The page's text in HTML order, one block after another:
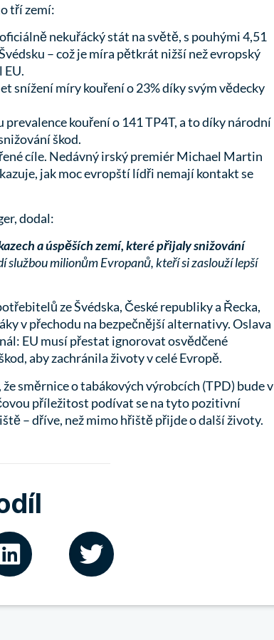
tří zemí:
nekuřácký stát na světě, s pouhými 4,51
– což je míra pětkrát nižší než evropský
EU.
snížení míry kouření o 23% díky svým vědecky
kouření o 141 TP4T, a to díky národní
škod.
cíle. Nedávný irský premiér Michael Martin
jak moc evropští lídři nemají kontakt se
dodal:
a úspěších zemí, které přijaly snižování
milionům Evropanů, kteří si zaslouží lepší
ze Švédska, České republiky a Řecka,
v přechodu na bezpečnější alternativy. Oslava
EU musí přestat ignorovat osvědčené
aby zachránila životy v celé Evropě.
směrnice o tabákových výrobcích (TPD) bude v
příležitost podívat se na tyto pozitivní
– dříve, než mimo hřiště přijde o další životy.